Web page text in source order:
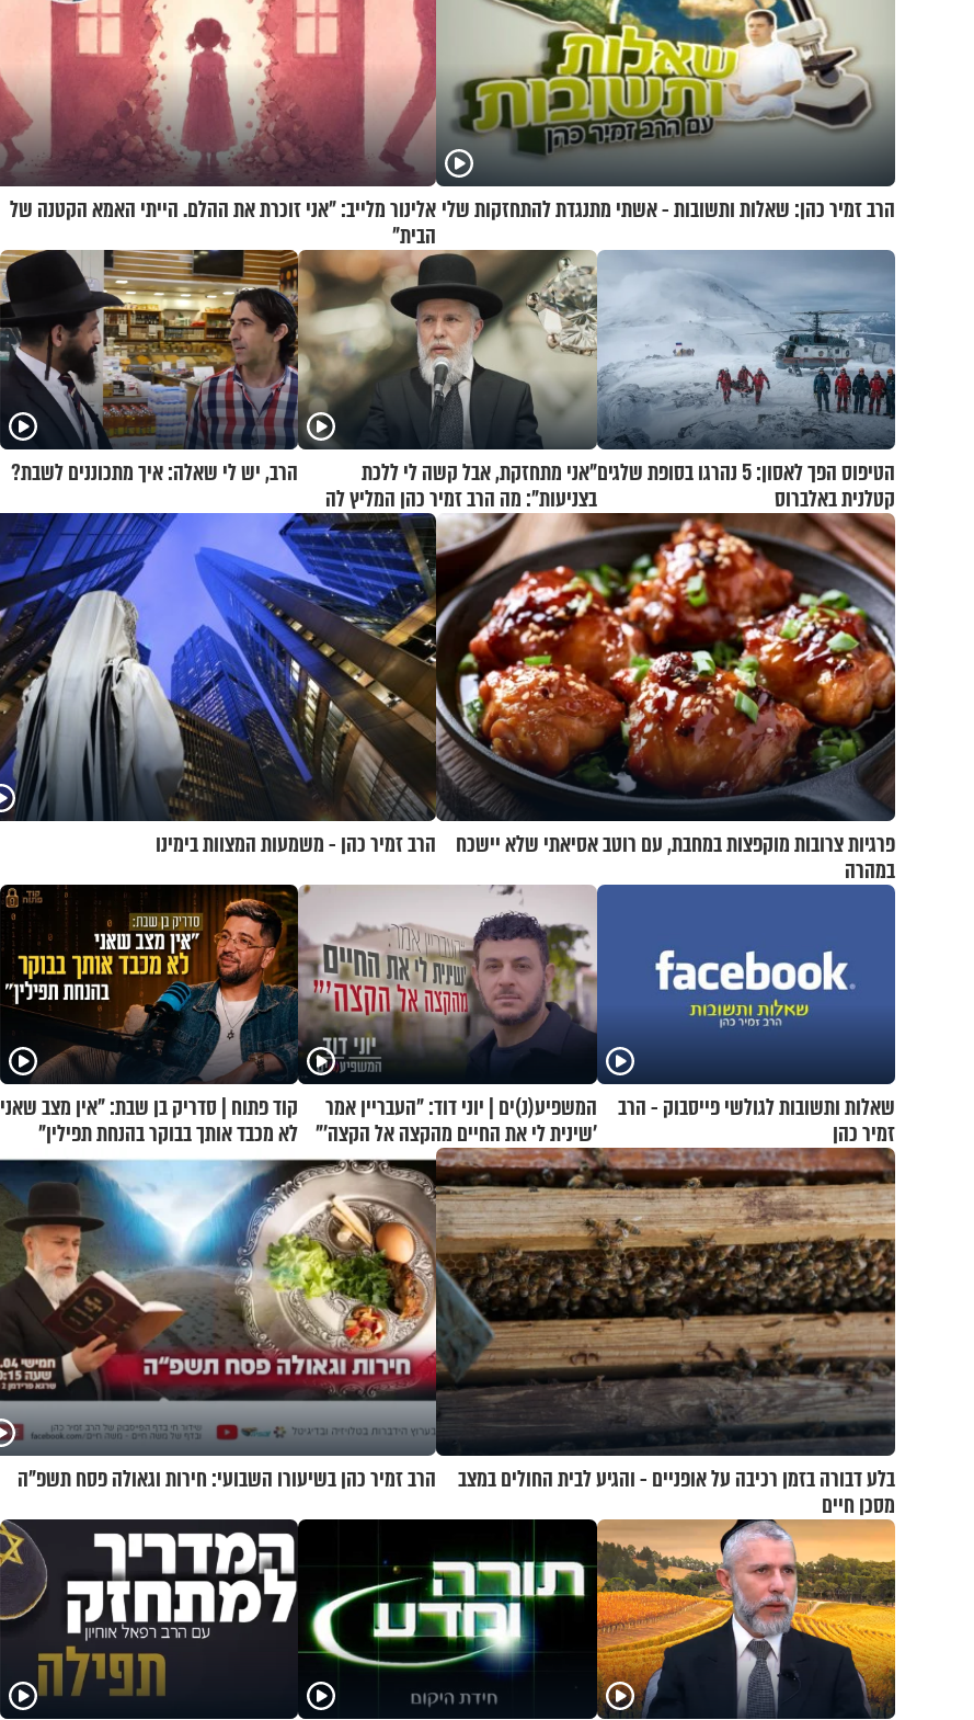
הרב זמיר כהן: שאלות ותשובות - אשתי מתנגדת להתחזקות שלי אלינור מלייב: "אני זוכרת את ההלם. הייתי האמא הקטנה של
הבית"
הטיפוס הפך לאסון: 5 נהרגו בסופת שלגים
קטלנית באלברוס
"אני מתחזקת, אבל קשה לי ללכת
בצניעות": מה הרב זמיר כהן המליץ לה
לעשות?
הרב, יש לי שאלה: איך מתכוננים לשבת?
פרגיות צרובות מוקפצות במחבת, עם רוטב אסיאתי שלא יישכח
במהרה
הרב זמיר כהן - משמעות המצוות בימינו
שאלות ותשובות לגולשי פייסבוק - הרב
זמיר כהן
המשפיע(נ)ים | יוני דוד: "העבריין אמר
'שינית לי את החיים מהקצה אל הקצה'"
קוד פתוח | סדריק בן שבת: "אין מצב שאני
לא מכבד אותך בבוקר בהנחת תפילין"
בלע דבורה בזמן רכיבה על אופניים - והגיע לבית החולים במצב
מסכן חיים
הרב זמיר כהן בשיעורו השבועי: חירות וגאולה פסח תשפ"ה